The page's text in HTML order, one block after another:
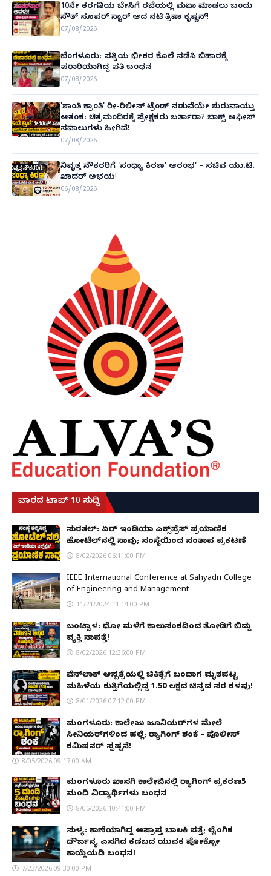
10ನೇ ತರಗತಿಯ ಬೇಸಿಗೆ ರಜೆಯಲ್ಲಿ ಮಜಾ ಮಾಡಲು ಬಂದು
ಸೌತ್ ಸೂಪರ್ ಸ್ಟಾರ್ ಆದ ನಟಿ ತ್ರಿಷಾ ಕೃಷ್ಣನ್!
07/08/2026
ಬೆಂಗಳೂರು: ಪತ್ನಿಯ ಭೀಕರ ಕೊಲೆ ನಡೆಸಿ ಬಿಹಾರಕ್ಕೆ
ಪರಾರಿಯಾಗಿದ್ದ ಪತಿ ಬಂಧನ
07/08/2026
'ಶಾಂತಿ ಕ್ರಾಂತಿ' ರೀ-ರಿಲೀಸ್ ಟ್ರೆಂಡ್ ನಡುವೆಯೇ ಶುರುವಾಯ್ತು
ಆತಂಕ: ಚಿತ್ರಮಂದಿರಕ್ಕೆ ಪ್ರೇಕ್ಷಕರು ಬರ್ತಾರಾ? ಬಾಕ್ಸ್ ಆಫೀಸ್
ಸವಾಲುಗಳು ಹೀಗಿವೆ!
07/08/2026
ನಿವೃತ್ತ ನೌಕರರಿಗೆ 'ಸಂಧ್ಯಾ ಕಿರಣ' ಆರಂಭ' – ಸಚಿವ ಯು.ಟಿ.
ಖಾದರ್ ಅಭಯ!
06/08/2026
ವಾರದ ಟಾಪ್ 10 ಸುದ್ದಿ
ಸುರತ್ಕಲ್: ಏರ್ ಇಂಡಿಯಾ ಎಕ್ಸ್‌ಪ್ರೆಸ್ ಪ್ರಯಾಣಿಕ
ಹೋಟೆಲ್‌ನಲ್ಲಿ ಸಾವು; ಸಂಸ್ಥೆಯಿಂದ ಸಂತಾಪ ಪ್ರಕಟಣೆ
8/02/2026 06:11:00 PM
IEEE International Conference at Sahyadri College
of Engineering and Management
11/21/2024 11:14:00 PM
ಬಂಟ್ವಾಳ: ಧೋ ಮಳೆಗೆ ಕಾಲುಸಂಕದಿಂದ ತೋಡಿಗೆ ಬಿದ್ದು
ವ್ಯಕ್ತಿ ನಾಪತ್ತೆ!
8/02/2026 12:36:00 PM
ವೆನ್‌ಲಾಕ್ ಆಸ್ಪತ್ರೆಯಲ್ಲಿ ಚಿಕಿತ್ಸೆಗೆ ಬಂದಾಗ ಮೃತಪಟ್ಟ
ಮಹಿಳೆಯ ಕುತ್ತಿಗೆಯಲ್ಲಿದ್ದ ₹1.50 ಲಕ್ಷದ ಚಿನ್ನದ ಸರ ಕಳವು!
8/01/2026 07:12:00 PM
ಮಂಗಳೂರು: ಕಾಲೇಜು ಜೂನಿಯರ್‌ಗಳ ಮೇಲೆ
ಸೀನಿಯರ್‌ಗಳಿಂದ ಹಲ್ಲೆ; ರ‌್ಯಾಗಿಂಗ್ ಶಂಕೆ – ಪೊಲೀಸ್
ಕಮಿಷನರ್ ಸ್ಪಷ್ಟನೆ!
8/05/2026 09:17:00 AM
ಮಂಗಳೂರು ಖಾಸಗಿ ಕಾಲೇಜಿನಲ್ಲಿ ರ‌್ಯಾಗಿಂಗ್ ಪ್ರಕರಣ5
ಮಂದಿ ವಿದ್ಯಾರ್ಥಿಗಳು ಬಂಧನ
8/05/2026 10:41:00 PM
ಸುಳ್ಯ: ಕಾಣೆಯಾಗಿದ್ದ ಅಪ್ರಾಪ್ತ ಬಾಲಕಿ ಪತ್ತೆ; ಲೈಂಗಿಕ
ದೌರ್ಜನ್ಯ ಎಸಗಿದ ಕಡಬದ ಯುವಕ ಪೋಕ್ಸೋ
ಕಾಯ್ದೆಯಡಿ ಬಂಧನ!
7/23/2026 09:30:00 PM